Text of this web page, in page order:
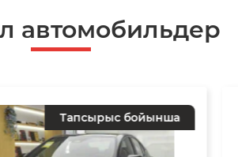
автомобильдер
Тапсырыс бойынша